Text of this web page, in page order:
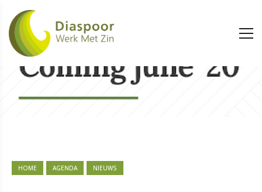
HOME AGENDA NIEUWS